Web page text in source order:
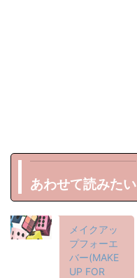
あわせて読みたい
メイクアッ
プフォーエ
バー(MAKE
UP FOR